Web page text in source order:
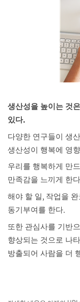
생산성을 높이는 것
있다.
다양한 연구들이 생
생산성이 행복에 영
우리를 행복하게 만
만족감을 느끼게 한다
해야 할 일, 작업을
동기부여를 한다.
또한 관심사를 기반
향상되는 것으로 나
방출되어 사람을 더